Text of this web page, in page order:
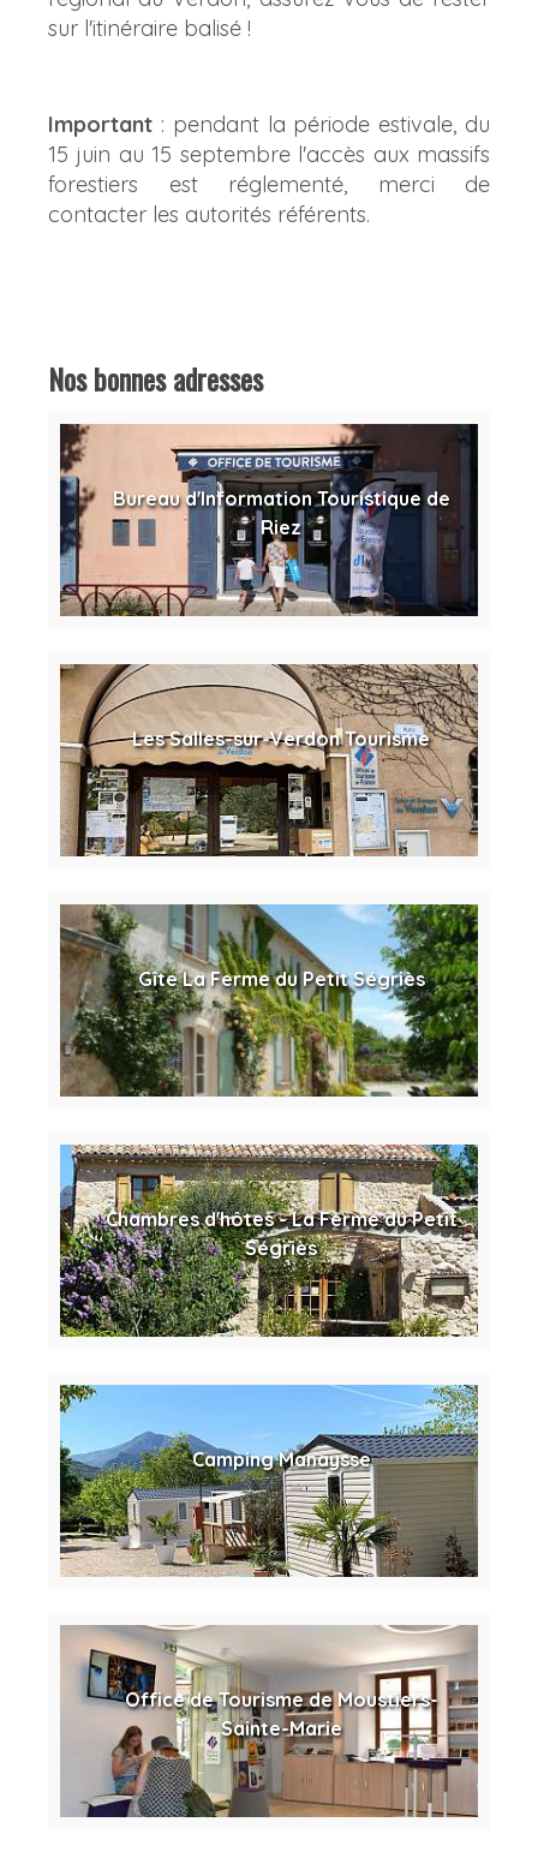
sur l'itinéraire balisé !
Important : pendant la période estivale, du
15 juin au 15 septembre l'accès aux massifs
forestiers est réglementé, merci de
contacter les autorités référents.
Nos bonnes adresses
Bureau d'Information Touristique de
Riez
Les Salles-sur-Verdon Tourisme
Gîte La Ferme du Petit Ségriès
Chambres d'hôtes - La Ferme du Petit
Ségriès
Camping Manaysse
Office de Tourisme de Moustiers-
Sainte-Marie